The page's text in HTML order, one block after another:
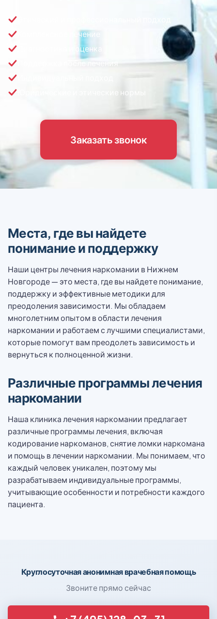
Комплексное лечение
Диагностика и оценка
Поддержка после лечения
Юридические и этические нормы
Заказать звонок
Места, где вы найдете
понимание и поддержку
Наши центры лечения наркомании в Нижнем
Новгороде — это места, где вы найдете понимание,
поддержку и эффективные методики для
преодоления зависимости. Мы обладаем
многолетним опытом в области лечения
наркомании и работаем с лучшими специалистами,
которые помогут вам преодолеть зависимость и
вернуться к полноценной жизни.
Различные программы лечения
наркомании
Наша клиника лечения наркомании предлагает
различные программы лечения, включая
кодирование наркоманов, снятие ломки наркомана
и помощь в лечении наркомании. Мы понимаем, что
каждый человек уникален, поэтому мы
разрабатываем индивидуальные программы,
учитывающие особенности и потребности каждого
пациента.
Круглосуточная анонимная врачебная помощь
Звоните прямо сейчас